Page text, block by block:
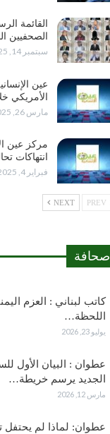
القائمة
الصحفيين
سبتمبر 14, 2025
عين
الأمريكي خلال10
مارس 26, 2025
مركز عين
انتهاكات
فبراير 4, 2025
NEXT
صحافة
كاتب لبناني : العزم
اللحظة…
يوليو 23, 2026
عطوان : البيان الأول
الجديد يرسم خريطة…
مارس 12, 2026
عطوان: لماذا لم يحتفل